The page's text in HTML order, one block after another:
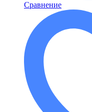
Сравнение